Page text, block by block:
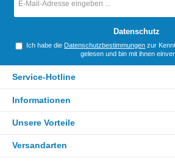
Mail-
Datenschutz
Ich habe die Datenschutzbestimmungen zur
gelesen und bin mit ihnen
Service-Hotline
Informationen
Unsere Vorteile
Versandarten